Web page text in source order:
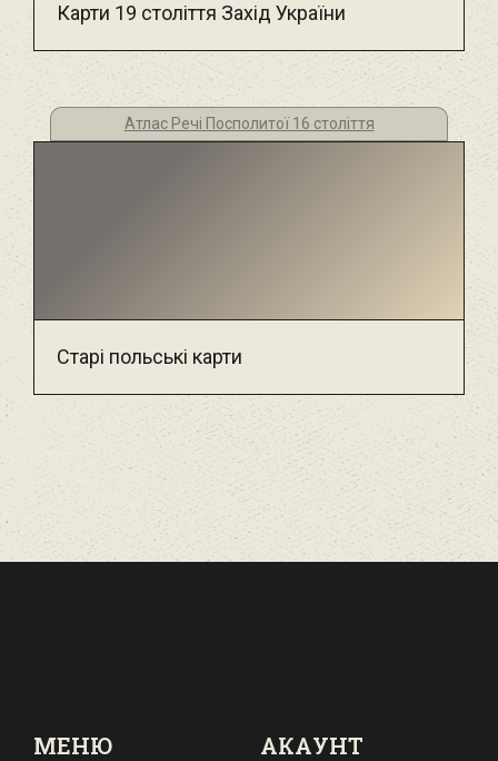
Карти 19 століття Захід України
Атлас Речі Посполитої 16 століття
Старі польські карти
МЕНЮ АКАУНТ